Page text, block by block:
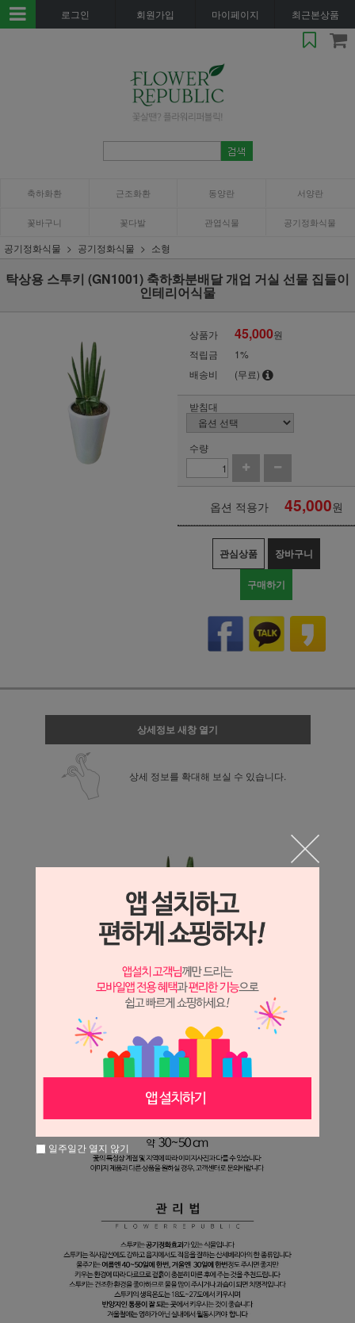
로그인 회원가입 마이페이지 최근본상품
축하화환 근조화환 동양란 서양란
꽃바구니 꽃다발 관엽식물 공기정화식물
공기정화식물 공기정화식물 소형
탁상용 스투키 (GN1001) 축하화분배달 개업 거실 선물 집들이
인테리어식물
상품가 45,000원
적립금
1%
배송비
(무료)
받침대
수량
옵션 적용가 45,000원
관심상품 장바구니
구매하기
상세정보 새창 열기
상세 정보를 확대해 보실 수 있습니다.
일주일간 열지 않기